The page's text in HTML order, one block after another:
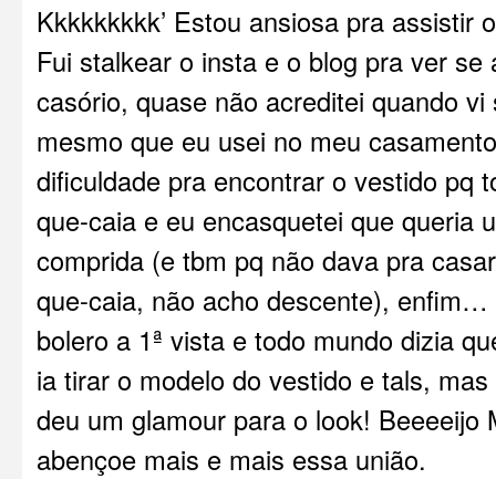
Kkkkkkkkk’ Estou ansiosa pra assistir
Fui stalkear o insta e o blog pra ver
casório, quase não acreditei quando
mesmo que eu usei no meu
dificuldade pra encontrar o vestido pq
que-caia e eu encasquetei que queria
comprida (e tbm pq não dava pra
que-caia, não acho descente), enfim…
bolero a 1ª vista e todo mundo dizia
ia tirar o modelo do vestido e tals,
deu um glamour para o look! Beeeeijo
abençoe mais e mais essa união.